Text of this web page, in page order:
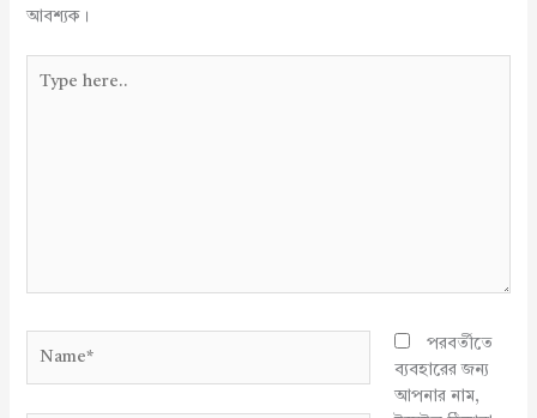
আবশ্যক।
here..
পরবর্তীতে
ব্যবহারের জন্য
আপনার নাম,